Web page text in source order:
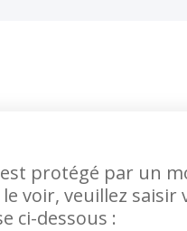
protégé par un
voir, veuillez saisir
ci-dessous :